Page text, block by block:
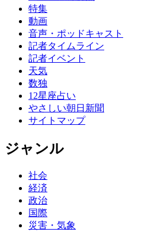
特集
動画
音声・ポッドキャスト
記者タイムライン
記者イベント
天気
数独
12星座占い
やさしい朝日新聞
サイトマップ
ジャンル
社会
経済
政治
国際
災害・気象